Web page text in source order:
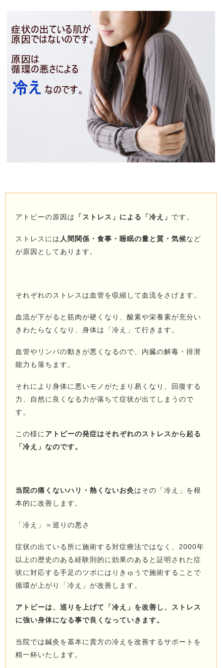
アトピーの原因は 「ストレス」による「冷え」 です。
ストレスには 人間関係・食事・睡眠の量と質・気候など
が原因としてあります。
それぞれのストレスは血管を収縮して血流をさげます。
血流が下がると筋肉が硬くなり、酸素や栄養素が充分い
きわたらなくなり、身体は「冷え」て行きます。
血管やリンパの動きが悪くなるので、内臓の解毒・排泄
能力も落ちます。
それにより身体に悪いモノがたまり易くなり、回復する
力、自然に良くなる力が落ちて症状が出てしまうので
す。
この様に アトピーの発症はそれぞれのストレスから起る
「冷え」なのです。
当院の痛くないハリ・熱くないお灸はその「冷え」を根
本的に改善します。
「冷え」＝巡りの悪さ
症状の出ている所に施術する対症療法ではなく、2000年
以上の歴史のある経験則的に効果のあると証明された症
状に対応する手足のツボにはりきゅうで施術することで
循環が上がり「冷え」が改善します。
アトピーは、巡りを上げて「冷え」を改善し、ストレス
に強い身体になる事で良くなっていきます。
当院では鍼灸を基本に貴方の冷えを改善するサポートを
精一杯いたします。